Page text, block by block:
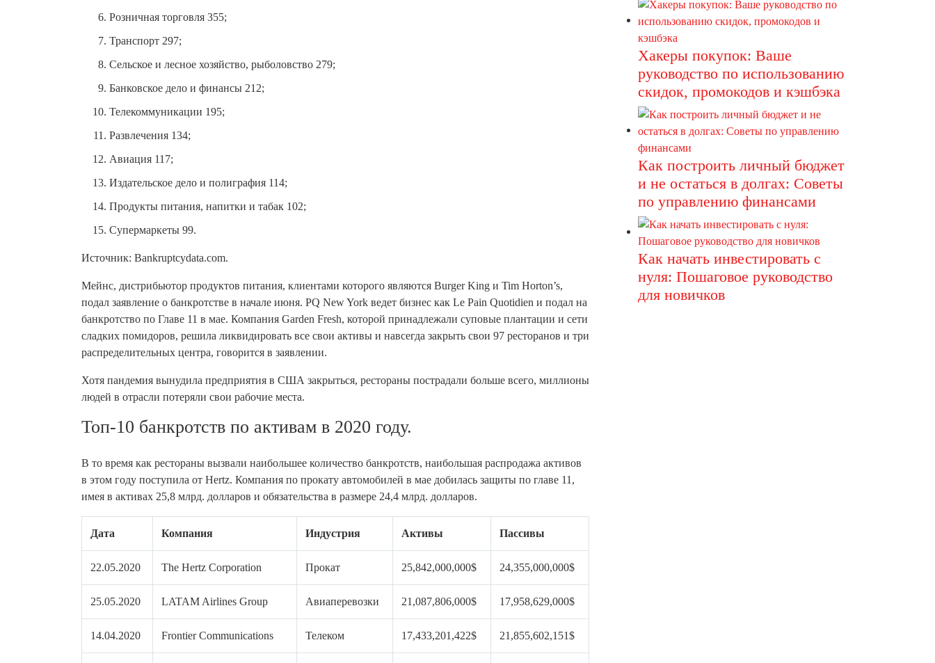
Розничная торговля 355;
Транспорт 297;
Сельское и лесное хозяйство, рыболовство 279;
Банковское дело и финансы 212;
Телекоммуникации 195;
Развлечения 134;
Авиация 117;
Издательское дело и полиграфия 114;
Продукты питания, напитки и табак 102;
Супермаркеты 99.
Источник: Bankruptcydata.com.
Мейнс, дистрибьютор продуктов питания, клиентами которого являются Burger King и Tim Horton’s,
подал заявление о банкротстве в начале июня. PQ New York ведет бизнес как Le Pain Quotidien и подал на
банкротство по Главе 11 в мае. Компания Garden Fresh, которой принадлежали суповые плантации и сети
сладких помидоров, решила ликвидировать все свои активы и навсегда закрыть свои 97 ресторанов и три
распределительных центра, говорится в заявлении.
Хотя пандемия вынудила предприятия в США закрыться, рестораны пострадали больше всего, миллионы
людей в отрасли потеряли свои рабочие места.
Топ-10 банкротств по активам в 2020 году.
В то время как рестораны вызвали наибольшее количество банкротств, наибольшая распродажа активов
в этом году поступила от Hertz. Компания по прокату автомобилей в мае добилась защиты по главе 11,
имея в активах 25,8 млрд. долларов и обязательства в размере 24,4 млрд. долларов.
Дата Компания Индустрия Активы Пассивы
22.05.2020 The Hertz Corporation Прокат 25,842,000,000$ 24,355,000,000$
25.05.2020 LATAM Airlines Group Авиаперевозки 21,087,806,000$ 17,958,629,000$
14.04.2020 Frontier Communications Телеком 17,433,201,422$ 21,855,602,151$
Хакеры покупок: Ваше
руководство по использованию
скидок, промокодов и кэшбэка
Как построить личный бюджет
и не остаться в долгах: Советы
по управлению финансами
Как начать инвестировать с
нуля: Пошаговое руководство
для новичков